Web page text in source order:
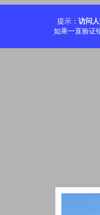
提示： 访问
如果一直验证